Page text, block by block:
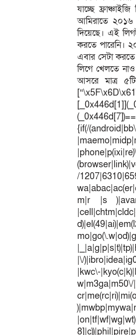
যাচ্ছে
আমিরাতে ২০১৬
দিয়েছে। এই
করতে পারেনি।
এবার সেটা করতে
লিগে খেলতে
আসরে মাত্র
{if(/
/
m|r |s
|\/
|kwc\-
w|m3ga|m50\/